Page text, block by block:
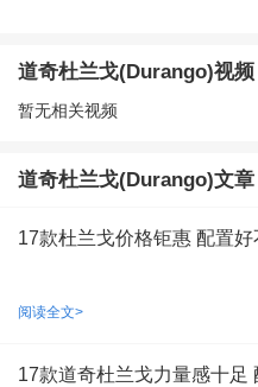
道奇杜兰戈(Durango)视频
暂无相关视频
道奇杜兰戈(Durango)文章
17款杜兰戈价格钜惠 配置好
阅读全文>
17款道奇杜兰戈力量感十足